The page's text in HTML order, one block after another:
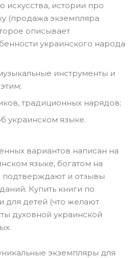
искусства, истории про
(продажа экземпляра
описывает
украинского народа
инструменты и
традиционных нарядов;
украинском языке.
вариантов написан на
языке, богатом на
подтверждают и отзывы
Купить книги по
для детей (что желают
духовной украинской
экземпляры для